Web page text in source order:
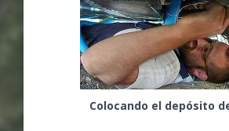
Colocando el depósito